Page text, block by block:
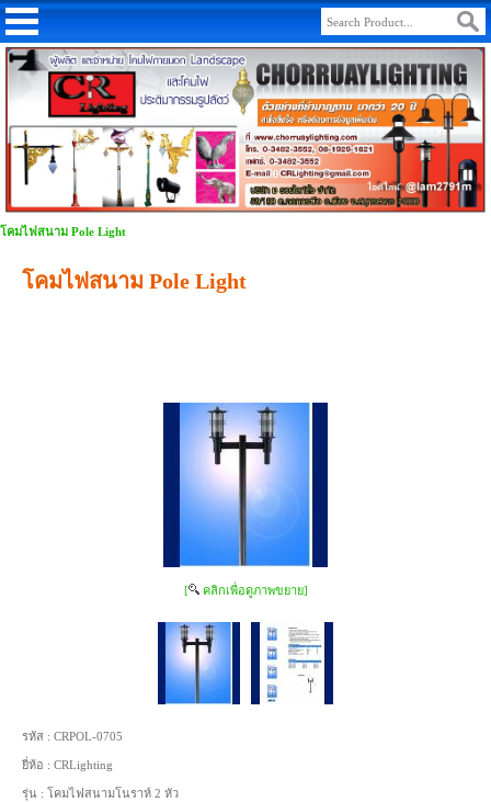
โคมไฟสนาม Pole Light
โคมไฟสนาม Pole Light
[ คลิกเพื่อดูภาพขยาย]
รหัส : CRPOL-0705
ยี่ห้อ : CRLighting
รุ่น : โคมไฟสนามโนราห์ 2 หัว